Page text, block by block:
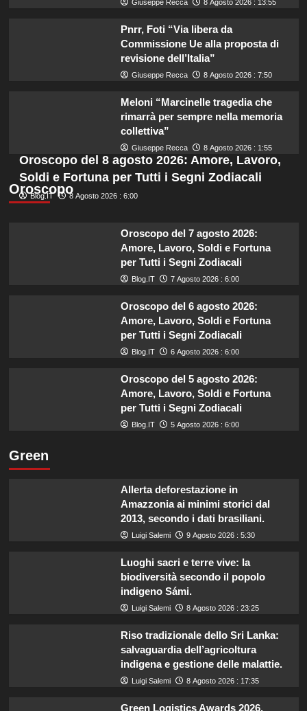
Giuseppe Recca 8 Agosto 2026 : 13:55
Pnrr, Foti “Via libera da
Commissione Ue alla proposta di
revisione dell’Italia”
Giuseppe Recca 8 Agosto 2026 : 7:50
Meloni “Marcinelle tragedia che
rimarrà per sempre nella memoria
collettiva”
Giuseppe Recca 8 Agosto 2026 : 1:55
Oroscopo
Oroscopo del 8 agosto 2026: Amore, Lavoro,
Soldi e Fortuna per Tutti i Segni Zodiacali
Blog.IT 8 Agosto 2026 : 6:00
Oroscopo del 7 agosto 2026:
Amore, Lavoro, Soldi e Fortuna
per Tutti i Segni Zodiacali
Blog.IT 7 Agosto 2026 : 6:00
Oroscopo del 6 agosto 2026:
Amore, Lavoro, Soldi e Fortuna
per Tutti i Segni Zodiacali
Blog.IT 6 Agosto 2026 : 6:00
Oroscopo del 5 agosto 2026:
Amore, Lavoro, Soldi e Fortuna
per Tutti i Segni Zodiacali
Blog.IT 5 Agosto 2026 : 6:00
Green
Allerta deforestazione in
Amazzonia ai minimi storici dal
2013, secondo i dati brasiliani.
Luigi Salemi 9 Agosto 2026 : 5:30
Luoghi sacri e terre vive: la
biodiversità secondo il popolo
indigeno Sámi.
Luigi Salemi 8 Agosto 2026 : 23:25
Riso tradizionale dello Sri Lanka:
salvaguardia dell’agricoltura
indigena e gestione delle malattie.
Luigi Salemi 8 Agosto 2026 : 17:35
Green Logistics Awards 2026,